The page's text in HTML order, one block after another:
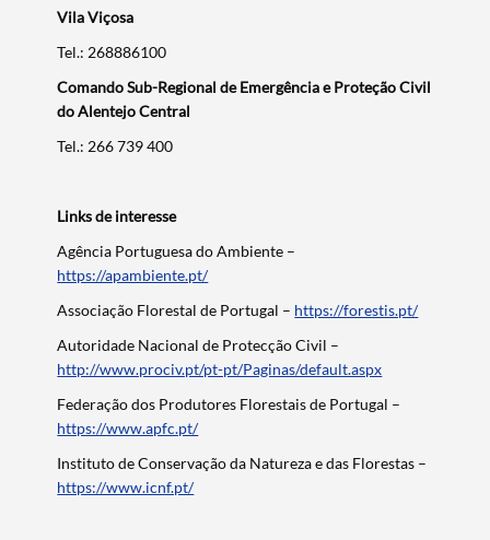
Termo de Pesquisa
Categorias gerais
Vila Viçosa
Tel.: 268886100
Comando Sub-Regional de Emergência e Proteção Civil
do Alentejo Central
Tel.: 266 739 400
Links de interesse
Agência Portuguesa do Ambiente –
https://apambiente.pt/
Associação Florestal de Portugal – https://forestis.pt/
Autoridade Nacional de Protecção Civil –
http://www.prociv.pt/pt-pt/Paginas/default.aspx
Federação dos Produtores Florestais de Portugal –
https://www.apfc.pt/
Instituto de Conservação da Natureza e das Florestas –
https://www.icnf.pt/